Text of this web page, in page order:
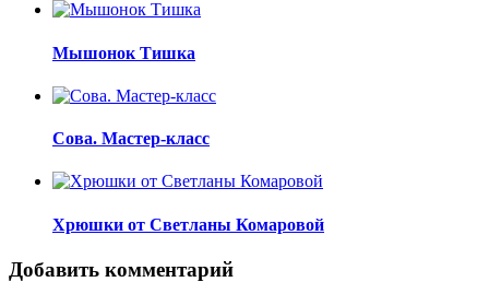
Мышонок Тишка
Сова. Мастер-класс
Хрюшки от Светланы Комаровой
Добавить комментарий